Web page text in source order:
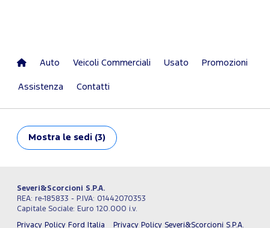
Auto Veicoli Commerciali Usato Promozioni
Assistenza Contatti
Mostra le sedi (3)
Severi&Scorcioni S.P.A.
REA: re-185833 - P.IVA: 01442070353
Capitale Sociale: Euro 120.000 i.v.
Privacy Policy Ford Italia Privacy Policy Severi&Scorcioni S.P.A.